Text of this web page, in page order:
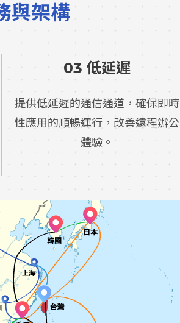
與架構
03 低延遲
提供低延遲的通信通道，確保即時
性應用的順暢運行，改善遠程辦公
體驗。